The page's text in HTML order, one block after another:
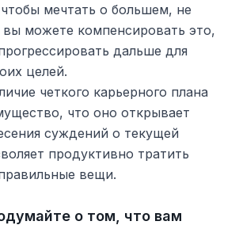
мечтать о большем, не
вы можете компенсировать это,
дальше для
целей.
четкого карьерного плана
что оно открывает
суждений о текущей
продуктивно тратить
вещи.
о том, что вам